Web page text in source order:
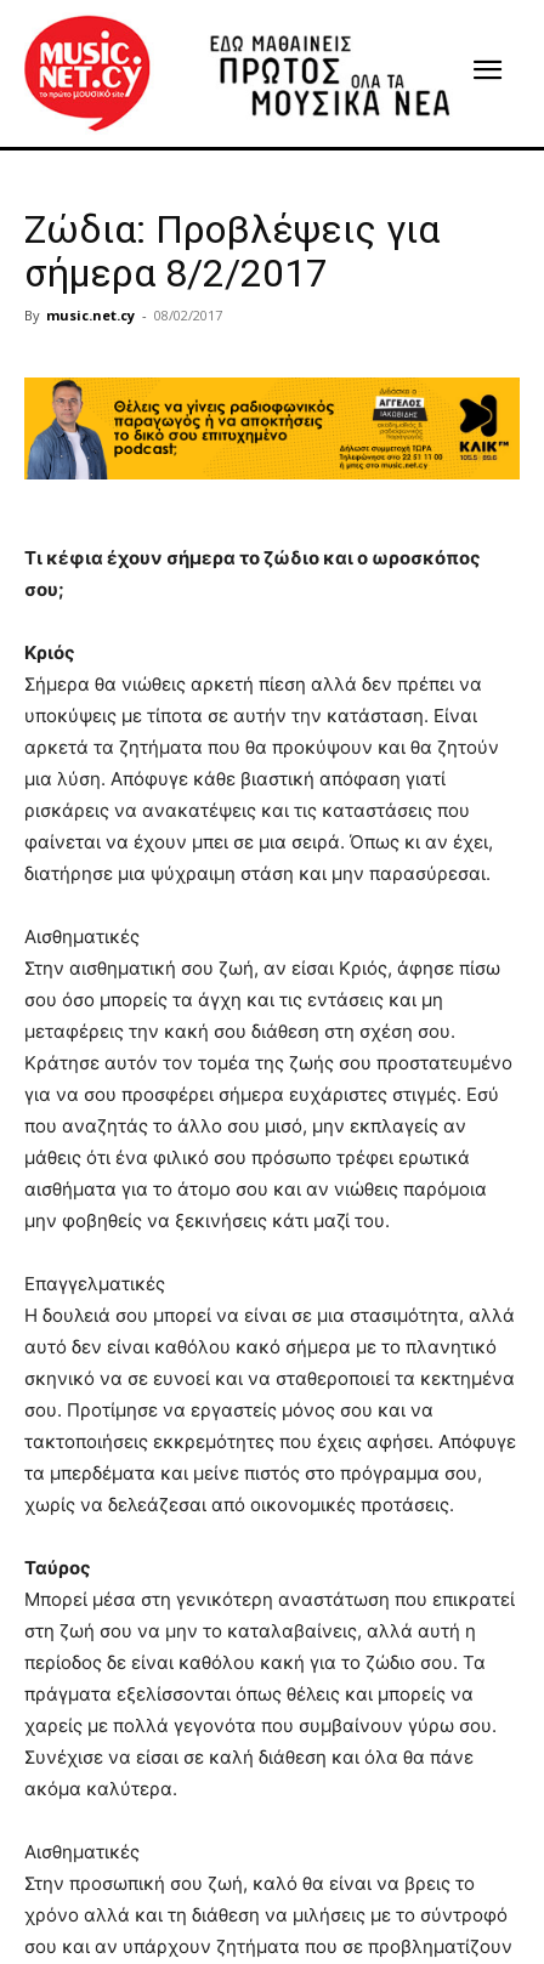
Ζώδια: Προβλέψεις για
σήμερα 8/2/2017
By music.net.cy - 08/02/2017
Τι κέφια έχουν σήμερα το ζώδιο και ο ωροσκόπος
σου;
Κριός
Σήμερα θα νιώθεις αρκετή πίεση αλλά δεν πρέπει να
υποκύψεις με τίποτα σε αυτήν την κατάσταση. Είναι
αρκετά τα ζητήματα που θα προκύψουν και θα ζητούν
μια λύση. Απόφυγε κάθε βιαστική απόφαση γιατί
ρισκάρεις να ανακατέψεις και τις καταστάσεις που
φαίνεται να έχουν μπει σε μια σειρά. Όπως κι αν έχει,
διατήρησε μια ψύχραιμη στάση και μην παρασύρεσαι.
Αισθηματικές
Στην αισθηματική σου ζωή, αν είσαι Κριός, άφησε πίσω
σου όσο μπορείς τα άγχη και τις εντάσεις και μη
μεταφέρεις την κακή σου διάθεση στη σχέση σου.
Κράτησε αυτόν τον τομέα της ζωής σου προστατευμένο
για να σου προσφέρει σήμερα ευχάριστες στιγμές. Εσύ
που αναζητάς το άλλο σου μισό, μην εκπλαγείς αν
μάθεις ότι ένα φιλικό σου πρόσωπο τρέφει ερωτικά
αισθήματα για το άτομο σου και αν νιώθεις παρόμοια
μην φοβηθείς να ξεκινήσεις κάτι μαζί του.
Επαγγελματικές
Η δουλειά σου μπορεί να είναι σε μια στασιμότητα, αλλά
αυτό δεν είναι καθόλου κακό σήμερα με το πλανητικό
σκηνικό να σε ευνοεί και να σταθεροποιεί τα κεκτημένα
σου. Προτίμησε να εργαστείς μόνος σου και να
τακτοποιήσεις εκκρεμότητες που έχεις αφήσει. Απόφυγε
τα μπερδέματα και μείνε πιστός στο πρόγραμμα σου,
χωρίς να δελεάζεσαι από οικονομικές προτάσεις.
Ταύρος
Μπορεί μέσα στη γενικότερη αναστάτωση που επικρατεί
στη ζωή σου να μην το καταλαβαίνεις, αλλά αυτή η
περίοδος δε είναι καθόλου κακή για το ζώδιο σου. Τα
πράγματα εξελίσσονται όπως θέλεις και μπορείς να
χαρείς με πολλά γεγονότα που συμβαίνουν γύρω σου.
Συνέχισε να είσαι σε καλή διάθεση και όλα θα πάνε
ακόμα καλύτερα.
Αισθηματικές
Στην προσωπική σου ζωή, καλό θα είναι να βρεις το
χρόνο αλλά και τη διάθεση να μιλήσεις με το σύντροφό
σου και αν υπάρχουν ζητήματα που σε προβληματίζουν